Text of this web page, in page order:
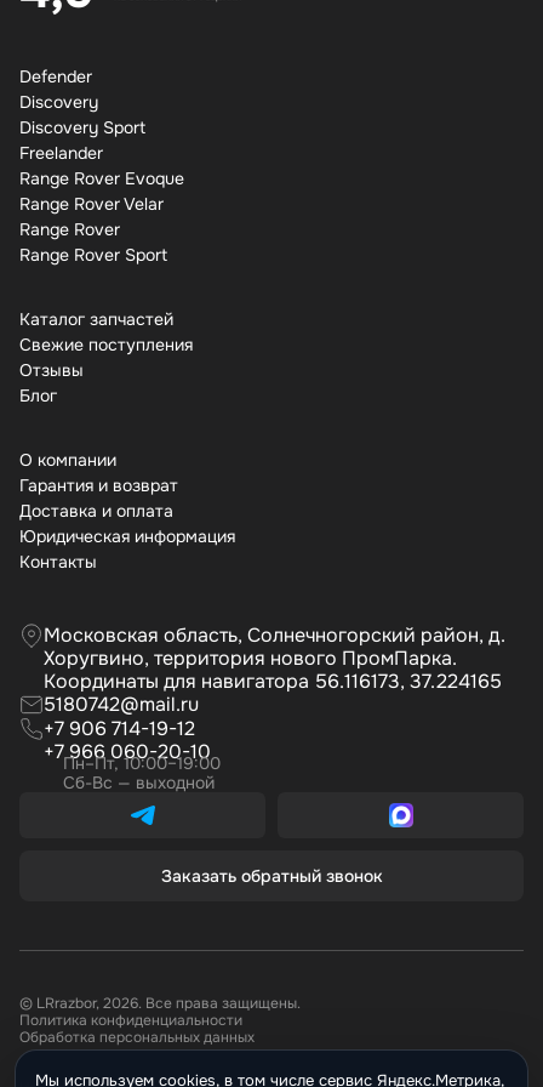
Defender
Discovery
Discovery Sport
Freelander
Range Rover Evoque
Range Rover Velar
Range Rover
Range Rover Sport
Каталог запчастей
Свежие поступления
Отзывы
Бло
О компании
Гарантия и возврат
Доставка и оплата
Юридическая информация
Контакты
Московская область, Солнечногорский район, д.
Хоругвино, территория нового ПромПарка.
Координаты для навигатора 56.116173, 37.224165
5180742@mail.ru
+7 906 714-19-12
+7 966 060-20-10
Пн–Пт, 10:00–19:00
Сб-Вс — выходной
Заказать обратный звонок
© LRrazbor, 2026. Все права защищены.
Политика конфиденциальности
Обработка персональных данных
Мы используем cookies, в том числе сервис Яндекс.Метрика,